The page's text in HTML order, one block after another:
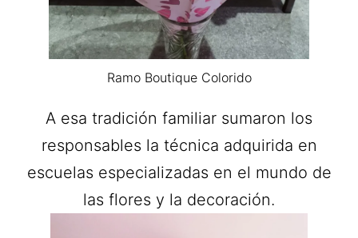
Ramo Boutique Colorido
A esa tradición familiar sumaron los
responsables la técnica adquirida en
escuelas especializadas en el mundo de
las flores y la decoración.